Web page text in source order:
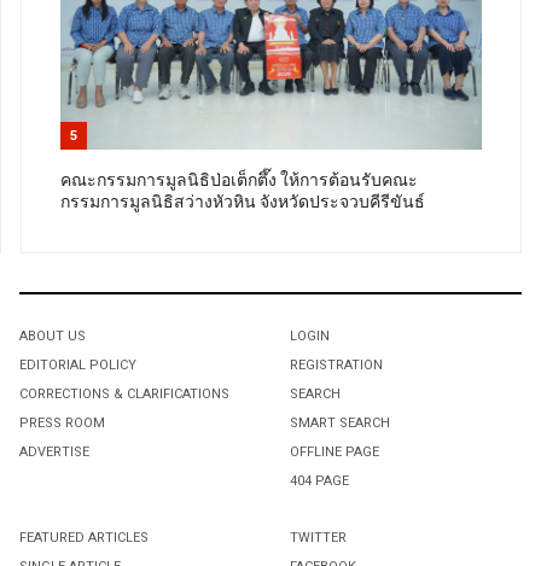
5
คณะกรรมการมูลนิธิป่อเต็กตึ๊ง ให้การต้อนรับคณะ
กรรมการมูลนิธิสว่างหัวหิน จังหวัดประจวบคีรีขันธ์
ABOUT US
EDITORIAL POLICY
CORRECTIONS & CLARIFICATIONS
PRESS ROOM
ADVERTISE
LOGIN
REGISTRATION
SEARCH
SMART SEARCH
OFFLINE PAGE
404 PAGE
FEATURED ARTICLES
TWITTER